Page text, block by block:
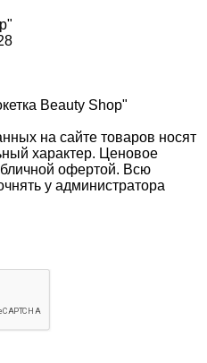
Beauty Shop"
на сайте товаров носят
характер. Ценовое
офертой. Всю
у администратора